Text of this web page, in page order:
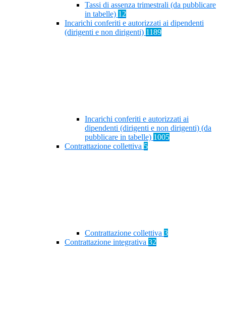
Tassi di assenza trimestrali (da pubblicare
in tabelle) 12
Incarichi conferiti e autorizzati ai dipendenti
(dirigenti e non dirigenti) 1189
Incarichi conferiti e autorizzati ai
dipendenti (dirigenti e non dirigenti) (da
pubblicare in tabelle) 1005
Contrattazione collettiva 5
Contrattazione collettiva 3
Contrattazione integrativa 32